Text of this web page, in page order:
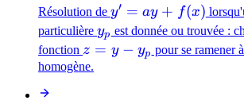
Résolution de y'
=
ay
y′ = ay + f(x)
particulière y_p
yp est donnée ou trouvée :
fonction z =
y -
z = y − yp pour se ramener
homogène.